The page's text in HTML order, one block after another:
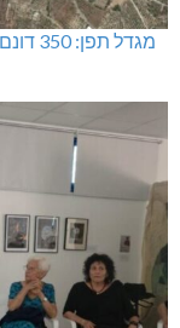
מגדל תפן: 350 דונם במתחם חדש